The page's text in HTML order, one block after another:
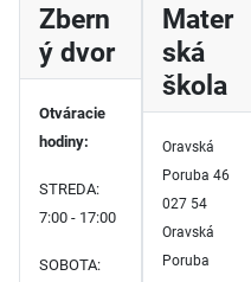
Zbern
ý dvor
Otváracie
hodiny:
STREDA:
7:00 - 17:00
SOBOTA:
Mater
ská
škola
Oravská
Poruba 46
027 54
Oravská
Poruba